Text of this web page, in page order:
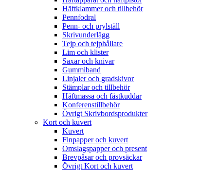
Häftklammer och tillbehör
Pennfodral
Penn- och prylställ
Skrivunderlägg
Tejp och tejphållare
Lim och klister
Saxar och knivar
Gummiband
Linjaler och gradskivor
Stämplar och tillbehör
Häftmassa och fästkuddar
Konferenstillbehör
Övrigt Skrivbordsprodukter
Kort och kuvert
Kuvert
Finpapper och kuvert
Omslagspapper och present
Brevpåsar och provsäckar
Övrigt Kort och kuvert